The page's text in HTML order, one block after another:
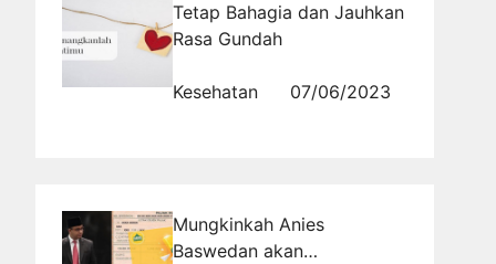
Tetap Bahagia dan Jauhkan
Rasa Gundah
Kesehatan 07/06/2023
Mungkinkah Anies
Baswedan akan